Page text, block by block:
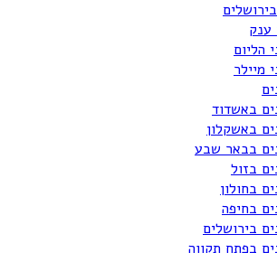
ענק
הליום
מיילר
באשדוד
באשקלון
בבאר שבע
בזול
בחולון
בחיפה
בירושלים
בפתח תקווה